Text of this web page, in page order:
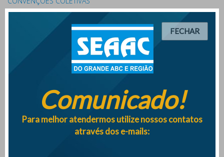
PROPOSTAS INDECENTES DOS PATRÕES IMPEDEM
FORMALIZAÇÃO DE CONVENÇÕES COLETIVAS
Empresas terão que monitorar saúde mental dos
trabalhadores a partir de maio 2025
FECHAR
Comunicado!
Para melhor atendermos utilize nossos contatos
através dos e-mails: